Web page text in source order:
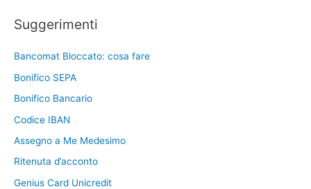
Suggerimenti
Bancomat Bloccato: cosa fare
Bonifico SEPA
Bonifico Bancario
Codice IBAN
Assegno a Me Medesimo
Ritenuta d’acconto
Genius Card Unicredit